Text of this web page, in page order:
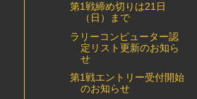
第1戦締め切りは21日
（日）まで
ラリーコンピューター認
定リスト更新のお知ら
せ
第1戦エントリー受付開始
のお知らせ